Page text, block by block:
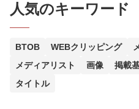
人気のキーワード
BTOB WEBクリッピング
メディアリスト
画像 掲載
タイトル